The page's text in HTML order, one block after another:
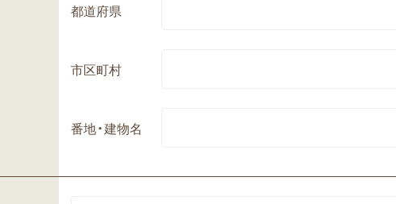
都道府県
市区町村
番地・建物名